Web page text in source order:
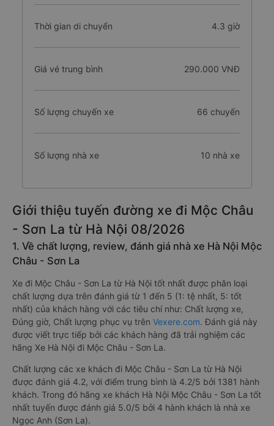
Thời gian di chuyển 4.3 giờ
Giá vé trung bình 290.000 VNĐ
Số lượng chuyến xe 66 chuyến
Số lượng nhà xe 10 nhà xe
Giới thiệu tuyến đường xe đi Mộc Châu
- Sơn La từ Hà Nội 08/2026
1. Về chất lượng, review, đánh giá nhà xe Hà Nội Mộc
Châu - Sơn La
Xe đi Mộc Châu - Sơn La từ Hà Nội tốt nhất được phân loại
chất lượng dựa trên đánh giá từ 1 đến 5 (1: tệ nhất, 5: tốt
nhất) của khách hàng với các tiêu chí như: Chất lượng xe,
Đúng giờ, Chất lượng phục vụ trên Vexere.com. Đánh giá này
được viết trực tiếp bởi các khách hàng đã trải nghiệm các
hãng Xe Hà Nội đi Mộc Châu - Sơn La.
Chất lượng các xe khách đi Mộc Châu - Sơn La từ Hà Nội
được đánh giá 4.2, với điểm trung bình là 4.2/5 bởi 1381 hành
khách. Trong đó hãng xe khách Hà Nội Mộc Châu - Sơn La tốt
nhất tuyến được đánh giá 5.0/5 bởi 4 hành khách là nhà xe
Ngọc Anh (Sơn La).